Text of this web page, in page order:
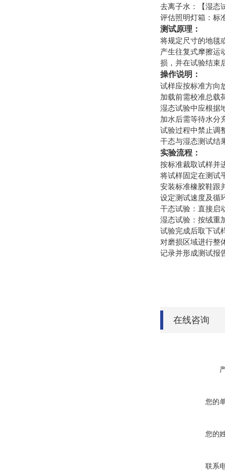
去离子水：【湿态
评估照明灯箱：标
测试原理：
将规定尺寸的地毯
产生往复式摩擦运
损，并在试验结束
操作说明：
试样应按标准方向
加载前需校准总载
湿态试验中应根据
加水后需等待水分
试验过程中禁止调
干态与湿态测试结
实验流程：
按标准裁取试样并
将试样固定在测试
安装标准橡胶鞋跟
设定测试速度及循
干态试验：直接启
湿态试验：按绒重
试验完成后取下试
对磨损区域进行整
记录并形成测试报
在线咨询
您的
您的
联系